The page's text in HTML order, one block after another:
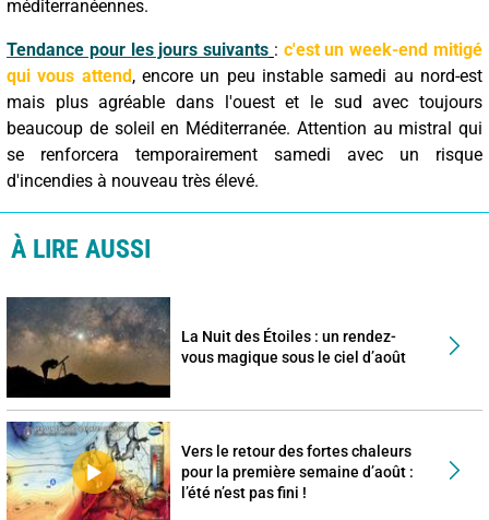
méditerranéennes.
Tendance pour les jours suivants : c'est un week-end mitigé
qui vous attend, encore un peu instable samedi au nord-est
mais plus agréable dans l'ouest et le sud avec toujours
beaucoup de soleil en Méditerranée. Attention au mistral qui
se renforcera temporairement samedi avec un risque
d'incendies à nouveau très élevé.
À LIRE AUSSI
La Nuit des Étoiles : un rendez-
vous magique sous le ciel d’août
Vers le retour des fortes chaleurs
pour la première semaine d’août :
l’été n’est pas fini !